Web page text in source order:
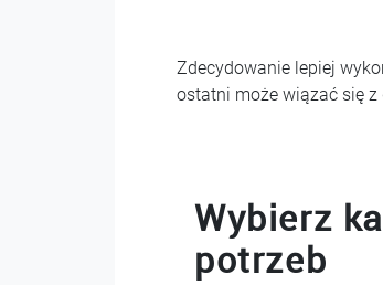
Zdecydowanie lepiej
ostatni może wiązać się z
Wybierz
potrzeb